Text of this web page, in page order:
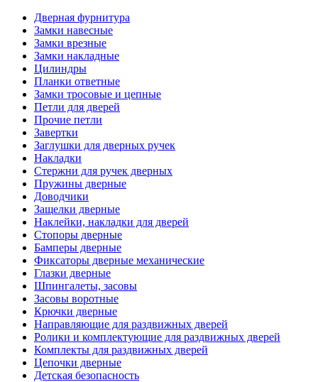
Дверная фурнитура
Замки навесные
Замки врезные
Замки накладные
Цилиндры
Планки ответные
Замки тросовые и цепные
Петли для дверей
Прочие петли
Завертки
Заглушки для дверных ручек
Накладки
Стержни для ручек дверных
Пружины дверные
Доводчики
Защелки дверные
Наклейки, накладки для дверей
Стопоры дверные
Бамперы дверные
Фиксаторы дверные механические
Глазки дверные
Шпингалеты, засовы
Засовы воротные
Крючки дверные
Направляющие для раздвижных дверей
Ролики и комплектующие для раздвижных дверей
Комплекты для раздвижных дверей
Цепочки дверные
Детская безопасность